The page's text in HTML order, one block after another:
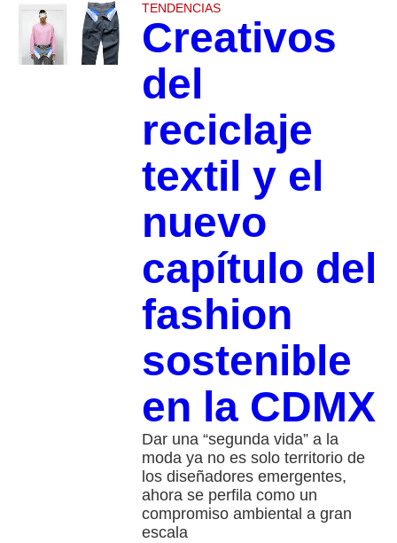
TENDENCIAS
Creativos
del
reciclaje
textil y el
nuevo
capítulo del
fashion
sostenible
en la CDMX
Dar una “segunda vida” a la
moda ya no es solo territorio de
los diseñadores emergentes,
ahora se perfila como un
compromiso ambiental a gran
escala